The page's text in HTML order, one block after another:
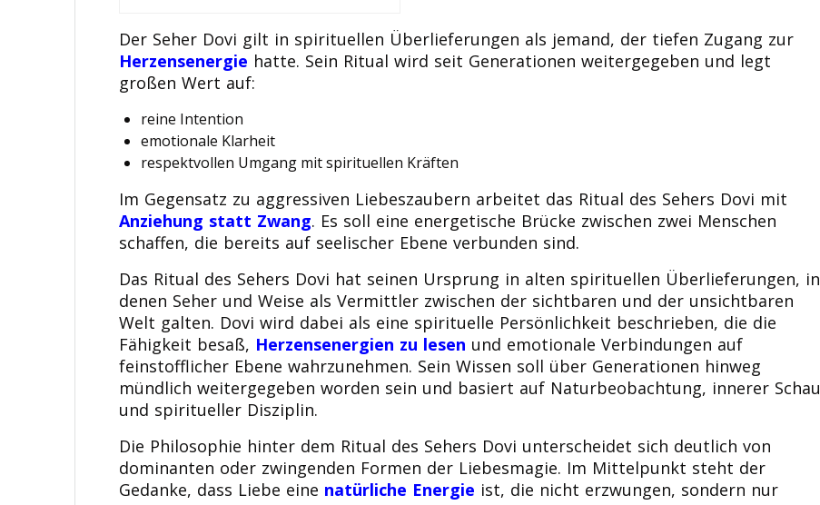
Der Seher Dovi gilt in spirituellen Überlieferungen als jemand, der tiefen Zugang zur
Herzensenergie hatte. Sein Ritual wird seit Generationen weitergegeben und legt
großen Wert auf:
reine Intention
emotionale Klarheit
respektvollen Umgang mit spirituellen Kräften
Im Gegensatz zu aggressiven Liebeszaubern arbeitet das Ritual des Sehers Dovi mit
Anziehung statt Zwang. Es soll eine energetische Brücke zwischen zwei Menschen
schaffen, die bereits auf seelischer Ebene verbunden sind.
Das Ritual des Sehers Dovi hat seinen Ursprung in alten spirituellen Überlieferungen, in
denen Seher und Weise als Vermittler zwischen der sichtbaren und der unsichtbaren
Welt galten. Dovi wird dabei als eine spirituelle Persönlichkeit beschrieben, die die
Fähigkeit besaß, Herzensenergien zu lesen und emotionale Verbindungen auf
feinstofflicher Ebene wahrzunehmen. Sein Wissen soll über Generationen hinweg
mündlich weitergegeben worden sein und basiert auf Naturbeobachtung, innerer Schau
und spiritueller Disziplin.
Die Philosophie hinter dem Ritual des Sehers Dovi unterscheidet sich deutlich von
dominanten oder zwingenden Formen der Liebesmagie. Im Mittelpunkt steht der
Gedanke, dass Liebe eine natürliche Energie ist, die nicht erzwungen, sondern nur